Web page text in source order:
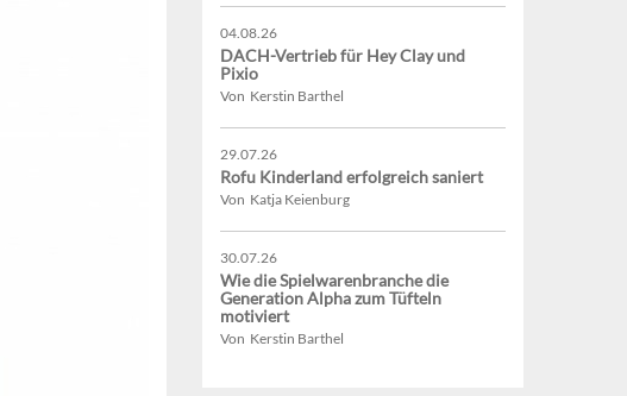
04.08.26
DACH-Vertrieb für Hey Clay und
Pixio
Von Kerstin Barthel
29.07.26
Rofu Kinderland erfolgreich saniert
Von Katja Keienburg
30.07.26
Wie die Spielwarenbranche die
Generation Alpha zum Tüfteln
motiviert
Von Kerstin Barthel